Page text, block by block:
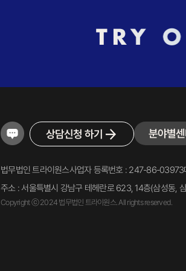
상담신청 하기 분야별
법무법인 트라이원스사업자 등록번호 : 247-86-03973
주소 : 서울특별시 강남구 테헤란로 623, 14층(삼성동,
Copyright ⓒ 2024 법무법인 트라이원스. All rights reserved.